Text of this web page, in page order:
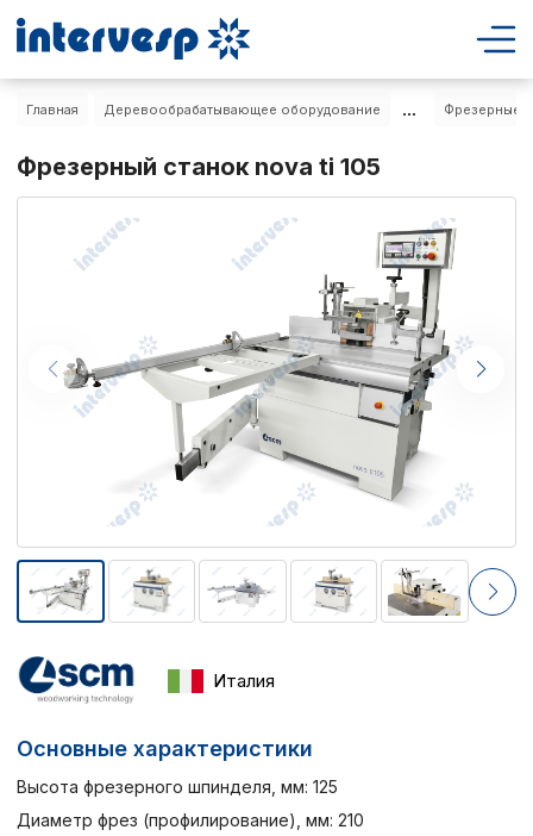
Главная Деревообрабатывающее оборудование ... Фрезерные
Фрезерный станок nova ti 105
Италия
Основные характеристики
Высота фрезерного шпинделя, мм: 125
Диаметр фрез (профилирование), мм: 210